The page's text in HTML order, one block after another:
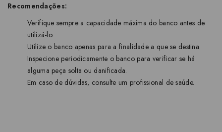
Recomendações:
Verifique sempre a capacidade máxima do banco antes de
utilizá-lo.
Utilize o banco apenas para a finalidade a que se destina.
Inspecione periodicamente o banco para verificar se há
alguma peça solta ou danificada.
Em caso de dúvidas, consulte um profissional de saúde.